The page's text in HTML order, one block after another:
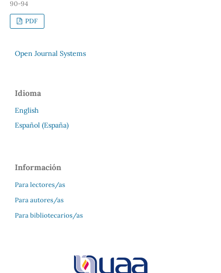
90-94
PDF
Open Journal Systems
Idioma
English
Español (España)
Información
Para lectores/as
Para autores/as
Para bibliotecarios/as